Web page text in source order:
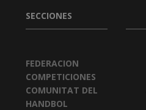
SECCIONES
FEDERACION
COMPETICIONES
COMUNITAT DEL
HANDBOL